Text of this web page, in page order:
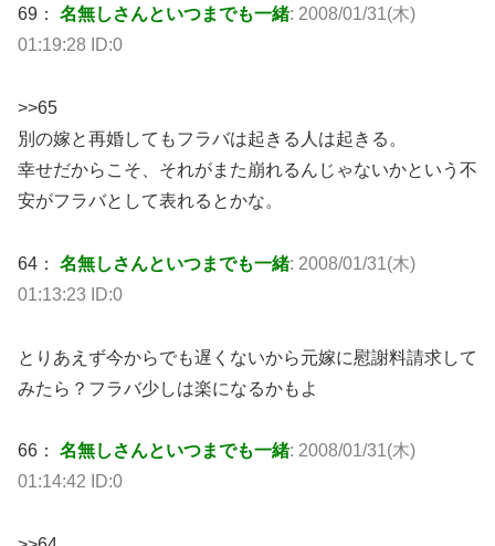
69： 名無しさんといつまでも一緒: 2008/01/31(木)
01:19:28 ID:0
>>65
別の嫁と再婚してもフラバは起きる人は起きる。
幸せだからこそ、それがまた崩れるんじゃないかという不
安がフラバとして表れるとかな。
64： 名無しさんといつまでも一緒: 2008/01/31(木)
01:13:23 ID:0
とりあえず今からでも遅くないから元嫁に慰謝料請求して
みたら？フラバ少しは楽になるかもよ
66： 名無しさんといつまでも一緒: 2008/01/31(木)
01:14:42 ID:0